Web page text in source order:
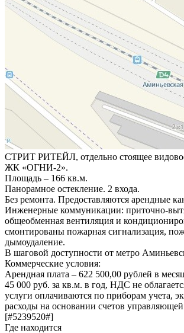
СТРИТ РИТЕЙЛ, отдельно стоящее видовое
ЖК «ОГНИ-2».
Площадь – 166 кв.м.
Панорамное остекление. 2 входа.
Без ремонта. Предоставляются арендные
Инженерные коммуникации: приточно-
общеобменная вентиляция и
смонтированы пожарная сигнализация,
дымоудаление.
В шаговой доступности от метро
Коммерческие условия:
Арендная плата – 622 500,00 рублей в
45 000 руб. за кв.м. в год, НДС не
услуги оплачиваются по приборам учета,
расходы на основании счетов
[#5239520#]
Где находится